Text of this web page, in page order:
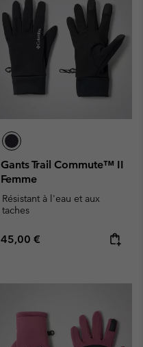
Gants Trail Commute™ II
Femme
Résistant à l'eau et aux
taches
Regular price:
45,00 €